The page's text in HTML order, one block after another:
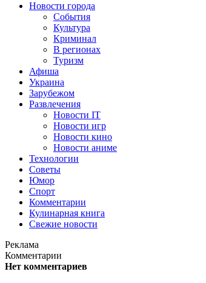
Новости города
События
Культура
Криминал
В регионах
Туризм
Афиша
Украина
Зарубежом
Развлечения
Новости IT
Новости игр
Новости кино
Новости аниме
Технологии
Советы
Юмор
Спорт
Комментарии
Кулинарная книга
Свежие новости
Реклама
Комментарии
Нет комментариев